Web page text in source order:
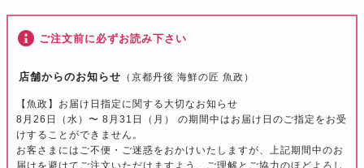
ご注文前に必ずお読み下さい
店舗からのお知らせ （京都丹後 海鮮の匠 魚政）
【魚政】お届け日指定に関する大切なお知らせ
8月26日（水）〜 8月31日（月） の期間中はお届け日のご指定をお受
けすることができません。
お客さまにはご不便・ご迷惑をおかけいたしますが、上記期間中のお
届けを避けてご注文いただけますよう、ご理解とご協力のほどよろし